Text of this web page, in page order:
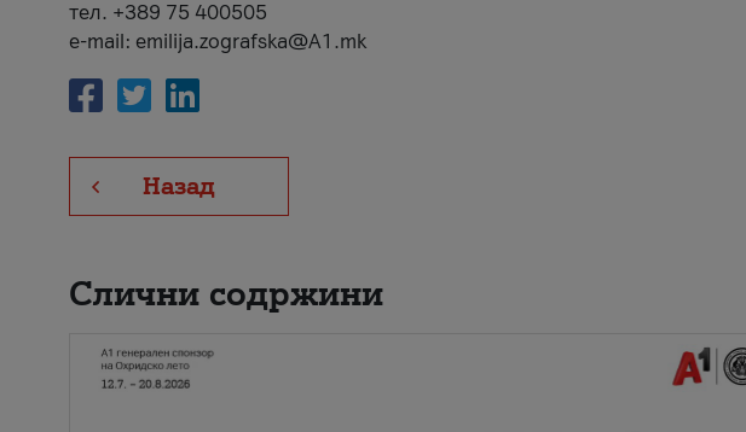
тел. +389 75 400505
e-mail: emilija.zografska@A1.mk
Назад
Слични содржини